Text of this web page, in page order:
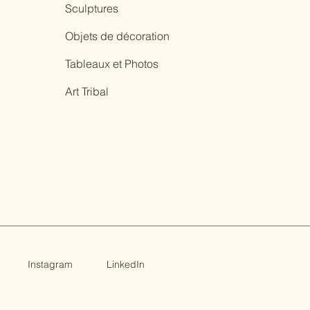
Sculptures
Objets de décoration
Tableaux et Photos
Art Tribal
Instagram LinkedIn